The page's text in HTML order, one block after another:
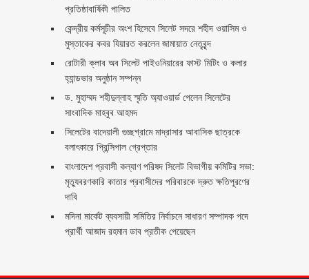
প্রতিষ্ঠাবার্ষিকী পালিত ‎​
কেন্দ্রীয় কর্মসূচীর অংশ হিসেবে সিলেট সদরে শহীদ ওয়াসিম ও
মুস্তাকের কবর যিয়ারত করলেন জামায়াত নেতৃবৃন্দ ‎
রোটারী ক্লাব অব সিলেট পাইওনিয়ারের ফাস্ট মিটিং ও কলার
হ্যান্ডভার অনুষ্ঠান সম্পন্ন
ড. মুহাম্মদ শহীদুল্লাহ স্মৃতি অ্যাওয়ার্ড পেলেন সিলেটের
সাংবাদিক মাহবুব আহমদ
সিলেটের বাদেয়ালী গুচ্ছগ্রামে মাদ্রাসার আবাসিক ছাত্রকে
বলাৎকারে প্রিন্সিপাল গ্রেপ্তার ‎
বাংলাদেশ প্রবাসী কল্যাণ পরিষদ সিলেট বিভাগীয় কমিটির সভা:
মৃত্যুবরণকারি কাতার প্রবাসীদের পরিবারকে দ্রুত ক্ষতিপূরণের
দাবি
মদিনা মার্কেট ব্যবসায়ী সমিতির নির্বাচনে সাধারণ সম্পাদক পদে
প্রার্থী আজাদ রহমান ডাব প্রতীক পেয়েছেন ‎